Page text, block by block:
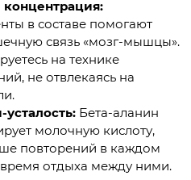
в составе помогают
связь «мозг-мышцы».
на технике
не отвлекаясь на
Бета-аланин
молочную кислоту,
повторений в каждом
отдыха между ними.